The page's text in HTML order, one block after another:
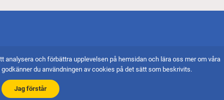
66
Faktureringsadress
och förbättra upplevelsen på hemsidan och lära oss mer om våra
du användningen av cookies på det sätt som beskrivits.
Jag förstår